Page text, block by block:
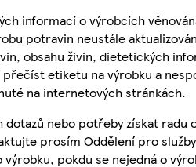
informací o výrobcích
potravin neustále
obsahu živin, dietetických
etiketu na výrobku a
na internetových stránkách.
dotazů nebo potřeby získat radu
prosím Oddělení pro
pokdu se nejedná o